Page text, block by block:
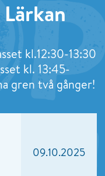
kl.12:30-13:30
kl. 13:45-
gren två gånger!
09.10.2025